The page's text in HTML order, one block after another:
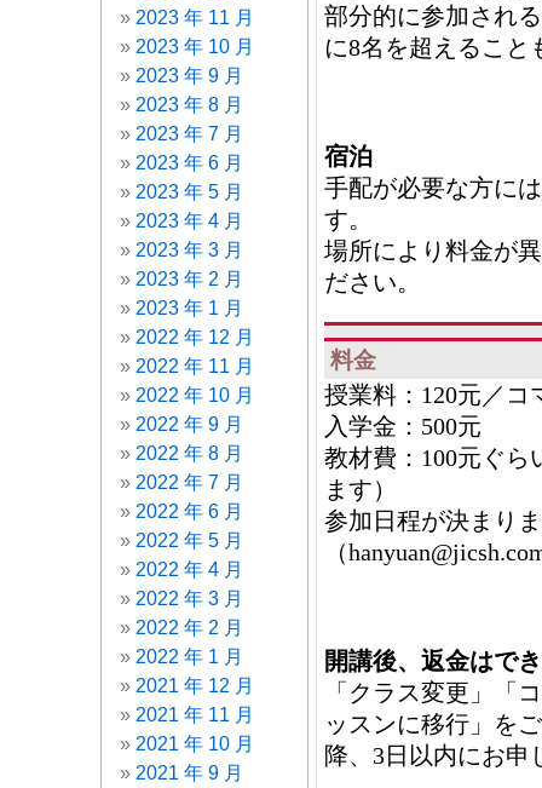
2023 年 11 月
2023 年 10 月
2023 年 9 月
2023 年 8 月
2023 年 7 月
2023 年 6 月
2023 年 5 月
2023 年 4 月
2023 年 3 月
2023 年 2 月
2023 年 1 月
2022 年 12 月
2022 年 11 月
2022 年 10 月
2022 年 9 月
2022 年 8 月
2022 年 7 月
2022 年 6 月
2022 年 5 月
2022 年 4 月
2022 年 3 月
2022 年 2 月
2022 年 1 月
2021 年 12 月
2021 年 11 月
2021 年 10 月
2021 年 9 月
部分的に参加され
に8名を超えること
宿泊
手配が必要な方に
す。
場所により料金が
ださい。
料金
授業料：120元／コ
入学金：500元
教材費：100元ぐら
ます）
参加日程が決まり
（
開講後、 返金はで
「クラス変更」「
ッスンに移行」を
降、3日以内にお申